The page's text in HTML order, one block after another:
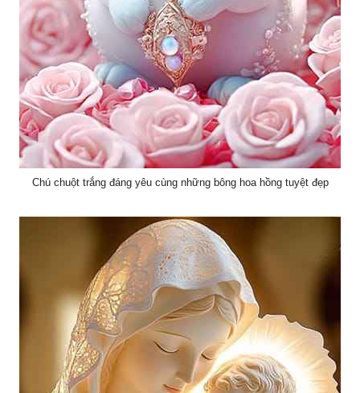
Chú chuột trắng đáng yêu cùng những bông hoa hồng tuyệt đẹp